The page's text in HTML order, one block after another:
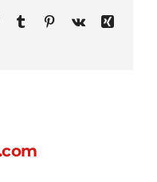
TumblrPinterest
Vk
Xing